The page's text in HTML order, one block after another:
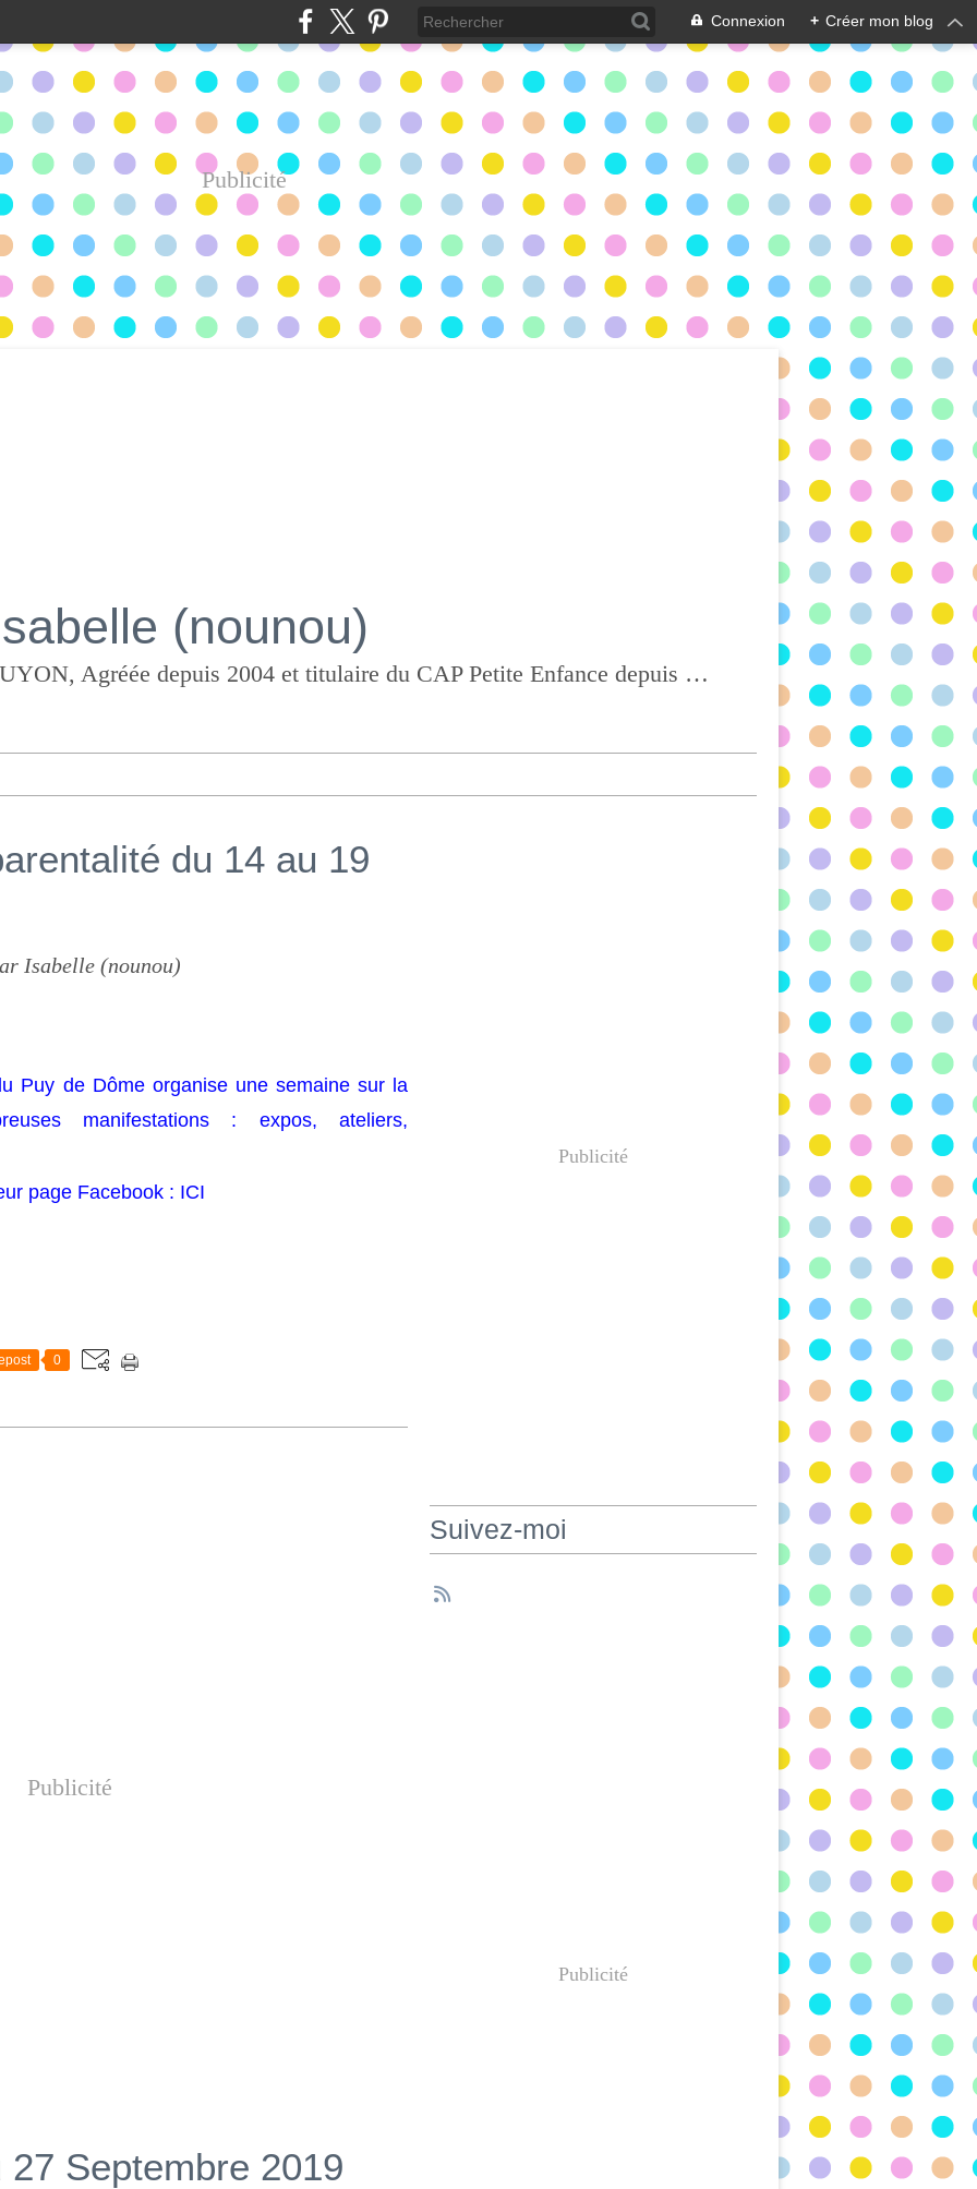
Connexion + Créer mon blog
Publicité
(nounou)
Ass Mat à CHATEL-GUYON, Agréée depuis 2004 et titulaire du CAP Petite Enfance depuis 2017, BONNE VISITE !!!
du 14 au 19
Isabelle (nounou)
Puy de Dôme organise une semaine sur la
manifestations : expos, ateliers,
page Facebook : ICI
0
Publicité
Septembre 2019
Publicité
Suivez-moi
Publicité